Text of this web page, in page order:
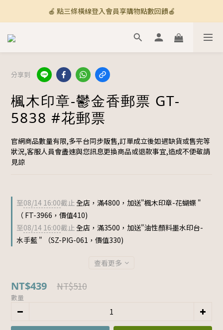
🚚 全館滿800免運 🚚
🍎 點三條橫線登入會員享購物點數回饋🍎
新加入會員💡獲得購物金100
分享到
楓木印章-鬱金香郵票 GT-
5838 #花郵票
官網商品數量有限,多平台同步販售,訂單成立後如遇缺貨或售完等
狀況,客服人員會盡速與您訊息更換商品或退款事宜,造成不便敬請
見諒
至08/14 16:00截止全店，滿4800，加送"楓木印章-花蝴蝶 "
（ FT-3966，價值410)
至08/14 16:00截止全店，滿3500，加送"油性顏料墨水印台-
水手藍 " （SZ-PIG-061，價值330)
查看更多
NT$439 NT$510
數量